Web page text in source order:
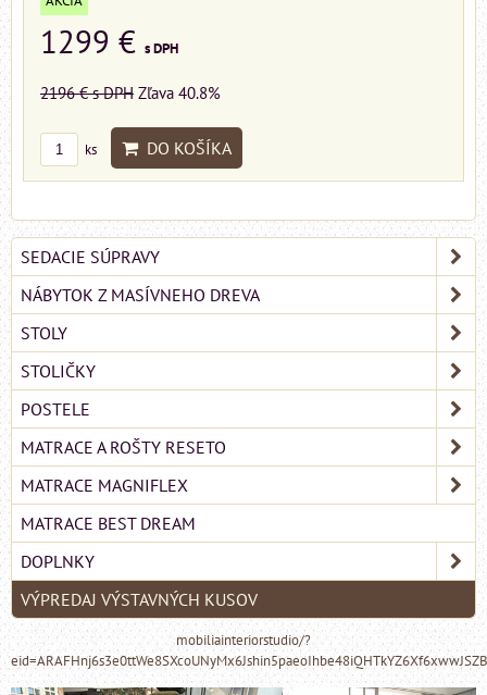
1299 € s DPH
2196 €s DPH Zľava 40.8%
ks DO KOŠÍKA
SEDACIE SÚPRAVY
NÁBYTOK Z MASÍVNEHO DREVA
STOLY
STOLIČKY
POSTELE
MATRACE A ROŠTY RESETO
MATRACE MAGNIFLEX
MATRACE BEST DREAM
DOPLNKY
VÝPREDAJ VÝSTAVNÝCH KUSOV
mobiliainteriorstudio/?